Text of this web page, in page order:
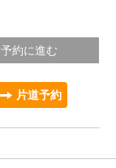
予約に進む
片道予約